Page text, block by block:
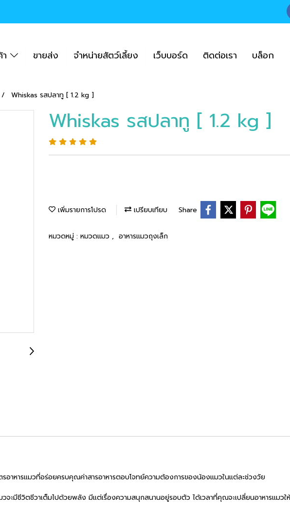
ขายส่ง จำหน่ายสัตว์เลี้ยง เว็บบอร์ด ติดต่อเรา บล็อก
Whiskas รสปลาทู [ 1.2 kg ]
Whiskas รสปลาทู [ 1.2 kg ]
เพิ่มรายการโปรด เปรียบเทียบ Share
หมวดหมู่ : หมวดแมว , อาหารแมวถุงเล็ก
อาหารแมวที่อร่อยครบคุณค่าสารอาหารตอบโจทย์ความต้องการของน้องแมวในแต่ละช่วงวัย
ะมีชีวิตชีวาเต็มไปด้วยพลัง มีแต่เรื่องความสนุกสนานอยู่รอบตัว ได้เวลาที่คุณจะเปลี่ยนอาหารแมวให้